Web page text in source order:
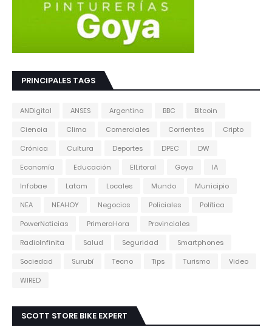
PRINCIPALES TAGS
ANDigital ANSES Argentina BBC
Bitcoin
Ciencia
Clima Comerciales Corrientes
Cripto
Crónica
Cultura Deportes DPEC
DW
Economía
Educación ElLitoral Goya
IA
Infobae
Latam Locales Mundo
Municipio
NEA
NEAHOY Negocios Policiales
Política
PowerNoticias
PrimeraHora
Provinciales
RadioInfinita
Salud Seguridad
Smartphones
Sociedad
Surubí Tecno Tips Turismo
Video
WIRED
SCOTT STORE BIKE EXPERT